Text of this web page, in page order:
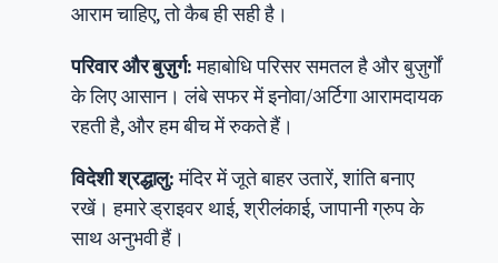
आराम चाहिए, तो कैब ही सही है।
परिवार और बुज़ुर्ग:महाबोधि परिसर समतल है और बुज़ुर्गों
के लिए आसान। लंबे सफर में इनोवा/अर्टिगा आरामदायक
रहती है, और हम बीच में रुकते हैं।
विदेशी श्रद्धालु:मंदिर में जूते बाहर उतारें, शांति बनाए
रखें। हमारे ड्राइवर थाई, श्रीलंकाई, जापानी ग्रुप के
साथ अनुभवी हैं।